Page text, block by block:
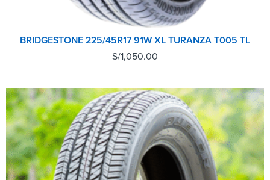
BRIDGESTONE 225/45R17 91W XL TURANZA T005 TL
S/1,050.00